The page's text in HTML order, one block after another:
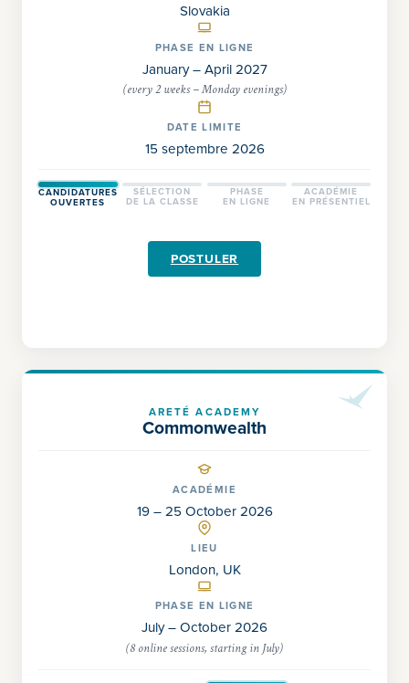
Slovakia
PHASE EN LIGNE
January – April 2027
(every 2 weeks – Monday evenings)
DATE LIMITE
15 septembre 2026
CANDIDATURES
OUVERTES
SÉLECTION
DE LA CLASSE
PHASE
EN LIGNE
ACADÉMIE
EN PRÉSENTIEL
POSTULER
ARETÉ ACADEMY
Commonwealth
ACADÉMIE
19 – 25 October 2026
LIEU
London, UK
PHASE EN LIGNE
July – October 2026
(8 online sessions, starting in July)